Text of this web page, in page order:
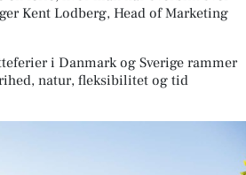
Kent Lodberg, Head of Marketing
i Danmark og Sverige rammer
natur, fleksibilitet og tid